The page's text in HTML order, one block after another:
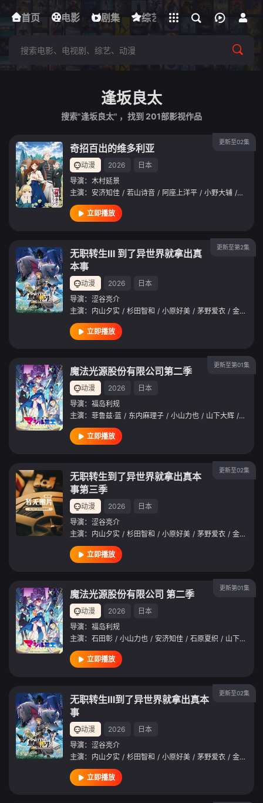
首页 电影 剧集 综艺 动漫 短剧
下载客户端
立即登录
逢坂良太
搜索"逢坂良太" ，找到 201部影视作品
更新至02集
奇招百出的维多利亚
动漫 2026
日本
导演： 木村延景
主演： 安济知佳 / 若山诗音 / 阿座上洋平 / 小野大辅 / 潘惠美
立即播放
更新至第2集
无职转生Ⅲ 到了异世界就拿出真
本事
动漫 2026
日本
导演： 涩谷亮介
主演： 内山夕实 / 杉田智和 / 小原好美 / 茅野爱衣 / 金元寿子
立即播放
更新至第01集
魔法光源股份有限公司第二季
动漫 2026
日本
导演： 福岛利规
主演： 菲鲁兹·蓝 / 东内麻理子 / 小山力也 / 山下大辉 / 逢坂
立即播放
更新至02集
无职转生到了异世界就拿出真本
事第三季
动漫 2026
日本
导演： 涩谷亮介
主演： 内山夕实 / 杉田智和 / 小原好美 / 茅野爱衣 / 金元寿子
立即播放
更新第01集
魔法光源股份有限公司 第二季
动漫 2026
日本
导演： 福岛利规
主演： 石田彰 / 小山力也 / 安济知佳 / 石原夏织 / 山下大辉
立即播放
更新至02集
无职转生Ⅲ到了异世界就拿出真本
事
动漫 2026
日本
导演： 涩谷亮介
主演： 内山夕实 / 杉田智和 / 小原好美 / 茅野爱衣 / 金元寿子
立即播放